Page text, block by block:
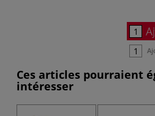
Ces articles pourraient
intéresser